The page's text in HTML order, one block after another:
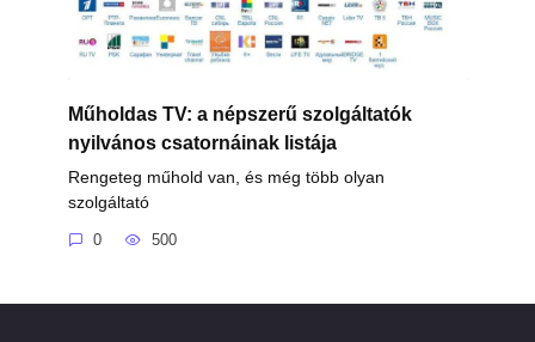
Műholdas TV: a népszerű szolgáltatók
nyilvános csatornáinak listája
Rengeteg műhold van, és még több olyan
szolgáltató
0 500